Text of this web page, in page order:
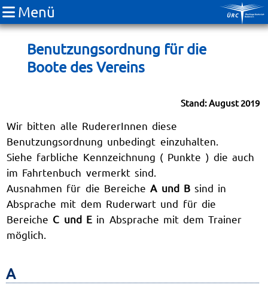
Benutzungsordnung für die
Boote des Vereins
Menü
Stand: August 2019
Wir bitten alle RudererInnen diese
Benutzungsordnung unbedingt einzuhalten.
Siehe farbliche Kennzeichnung ( Punkte ) die auch
im Fahrtenbuch vermerkt sind.
Ausnahmen für die BereicheA und Bsind in
Absprache mit dem Ruderwart und für die
Bereiche C und Ein Absprache mit dem Trainer
möglich.
A